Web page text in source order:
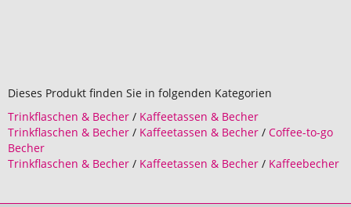
Dieses Produkt finden Sie in folgenden Kategorien
Trinkflaschen & Becher / Kaffeetassen & Becher
Trinkflaschen & Becher / Kaffeetassen & Becher / Coffee-to-go
Becher
Trinkflaschen & Becher / Kaffeetassen & Becher / Kaffeebecher